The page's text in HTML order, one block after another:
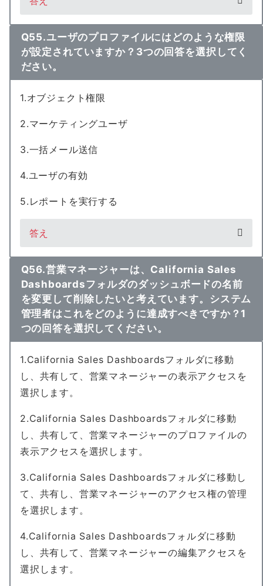
Q55.ユーザのプロファイルにはどのような権限
が設定されていますか？3つの回答を選択してく
ださい。
1.オブジェクト権限
2.マーケティングユーザ
3.一括メール送信
4.ユーザの有効
5.レポートを実行する
答え
Q56.営業マネージャーは、California Sales
Dashboardsフォルダのダッシュボードの名前
を変更して削除したいと考えています。システム
管理者はこれをどのように達成すべきですか？1
つの回答を選択してください。
1.California Sales Dashboardsフォルダに移動
し、共有して、営業マネージャーの表示アクセスを
選択します。
2.California Sales Dashboardsフォルダに移動
し、共有して、営業マネージャーのプロファイルの
表示アクセスを選択します。
3.California Sales Dashboardsフォルダに移動し
て、共有し、営業マネージャーのアクセス権の管理
を選択します。
4.California Sales Dashboardsフォルダに移動
し、共有して、営業マネージャーの編集アクセスを
選択します。